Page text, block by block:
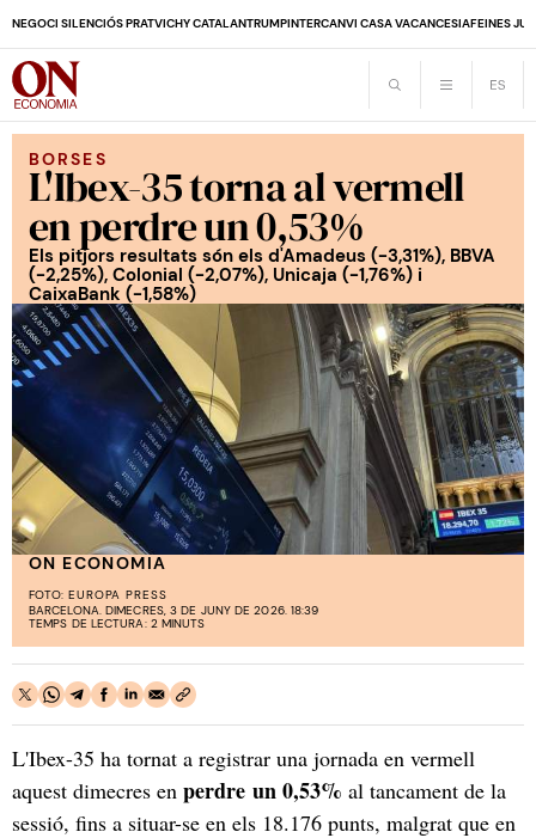
NEGOCI SILENCIÓS PRATVICHY CATALANTRUMPINTERCANVI CASA VACANCESIAFEINES
BORSES
L'Ibex-35 torna al vermell
en perdre un 0,53%
Els pitjors resultats són els d'Amadeus (-3,31%), BBVA
(-2,25%), Colonial (-2,07%), Unicaja (-1,76%) i
CaixaBank (-1,58%)
ON ECONOMIA
FOTO: EUROPA PRESS
BARCELONA. DIMECRES, 3 DE JUNY DE 2026. 18:39
TEMPS DE LECTURA: 2 MINUTS
L'Ibex-35 ha tornat a registrar una jornada en vermell
aquest dimecres en perdre un 0,53% al tancament de la
sessió, fins a situar-se en els 18.176 punts, malgrat que en